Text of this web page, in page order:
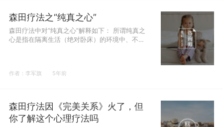
森田疗法之“纯真之心”
森田疗法中对“纯真之心”解释如下： 所谓纯真之
心是指在隔离生活（绝对卧床）的环境中、不用
作者：李军旗 5年前
森田疗法因《完美关系》火了，但
你了解这个心理疗法吗